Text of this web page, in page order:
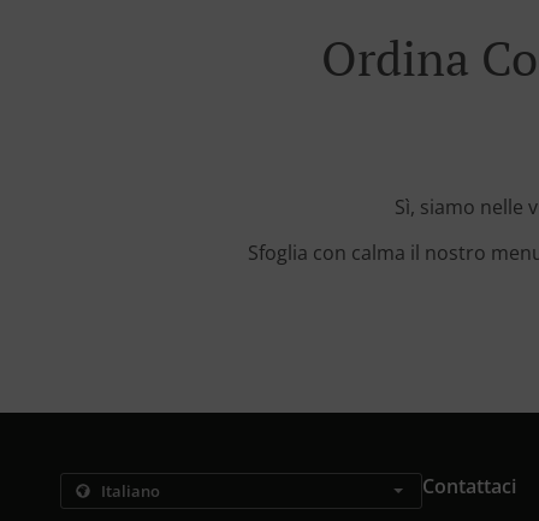
Ordina
Sì, siamo nelle
Sfoglia con calma il nostro
Contattaci